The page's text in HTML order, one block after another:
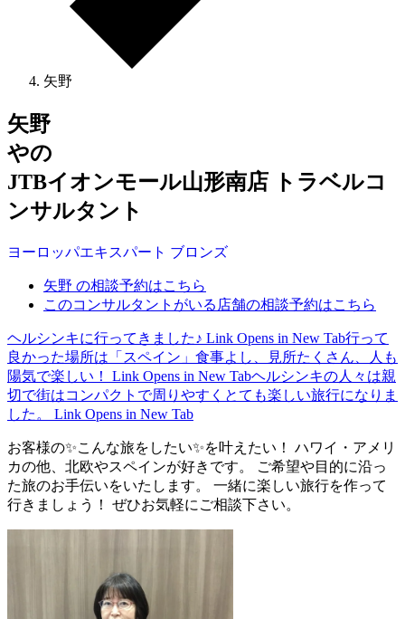
矢野
矢野
やの
JTBイオンモール山形南店 トラベルコ
ンサルタント
ヨーロッパエキスパート ブロンズ
矢野 の相談予約はこちら
このコンサルタントがいる店舗の相談予約はこちら
ヘルシンキに行ってきました♪ Link Opens in New Tab行って
良かった場所は「スペイン」食事よし、見所たくさん、人も
陽気で楽しい！
Link Opens in New Tabヘルシンキの人々は親
切で街はコンパクトで周りやすくとても楽しい旅行になりま
した。
Link Opens in New Tab
お客様の✨こんな旅をしたい✨を叶えたい！ ハワイ・アメリ
カの他、北欧やスペインが好きです。 ご希望や目的に沿っ
た旅のお手伝いをいたします。 一緒に楽しい旅行を作って
行きましょう！ ぜひお気軽にご相談下さい。